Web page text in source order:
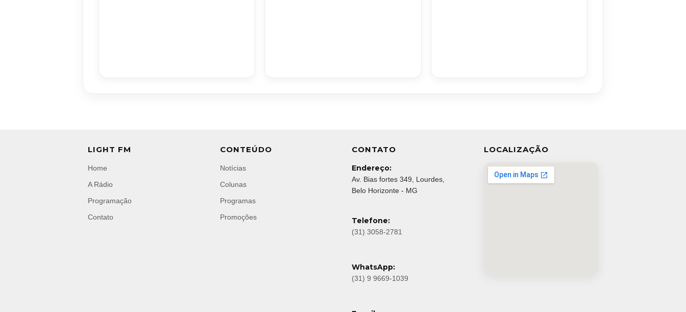
LIGHT FM
Home
A Rádio
Programação
Contato
CONTEÚDO
Notícias
Colunas
Programas
Promoções
CONTATO
Endereço:
Av. Bias fortes 349, Lourdes,
Belo Horizonte - MG
Telefone:
(31) 3058-2781
WhatsApp:
(31) 9 9669-1039
LOCALIZAÇÃO